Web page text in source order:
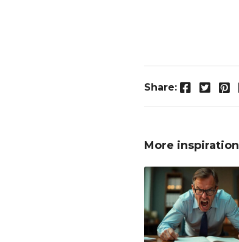
Share: Facebook Twitter Pinterest
More inspiration